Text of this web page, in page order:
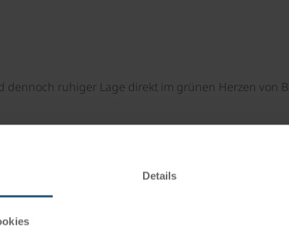
Details
dennoch ruhiger Lage direkt im grünen Herzen von
und bieten alles, was für einen angenehmen
WLAN, Flachbild-TV, Minibar und ein modernes